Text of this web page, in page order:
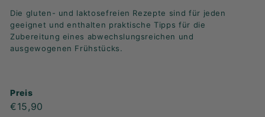
Die gluten- und laktosefreien Rezepte sind für jeden
geeignet und enthalten praktische Tipps für die
Zubereitung eines abwechslungsreichen und
ausgewogenen Frühstücks.
Preis
Regulärer
€15,90